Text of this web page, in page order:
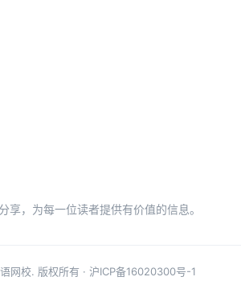
享，为每一位读者提供有价值的信息。
网校. 版权所有 · 沪ICP备16020300号-1